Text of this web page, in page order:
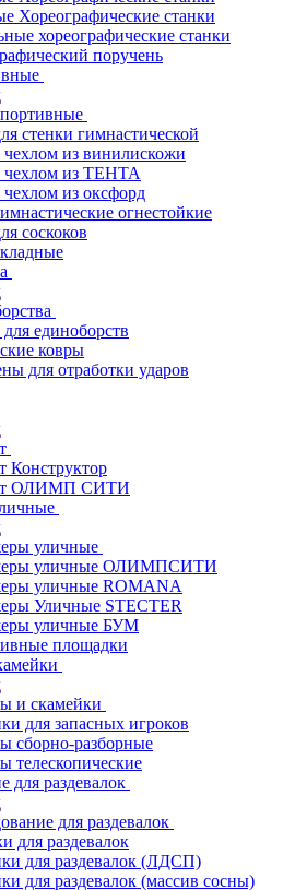
Хореографические станки
хореографические станки
поручень
стенки гимнастической
из винилискожи
из ТЕНТА
из оксфорд
огнестойкие
соскоков
единоборств
ковры
для отработки ударов
Конструктор
ОЛИМП СИТИ
уличные
уличные ОЛИМПСИТИ
уличные ROMANA
Уличные STECTER
уличные БУМ
площадки
и скамейки
для запасных игроков
сборно-разборные
телескопические
для раздевалок
для раздевалок
для раздевалок
для раздевалок (ЛДСП)
для раздевалок (массив сосны)